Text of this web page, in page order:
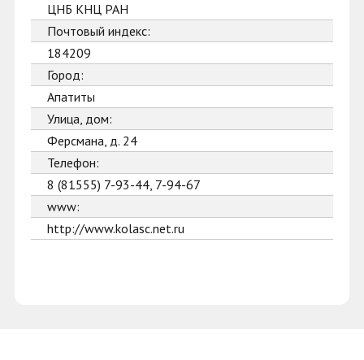
ЦНБ КНЦ РАН
Почтовый индекс:
184209
Город:
Апатиты
Улица, дом:
Ферсмана, д. 24
Телефон:
8 (81555) 7-93-44, 7-94-67
www:
http://www.kolasc.net.ru